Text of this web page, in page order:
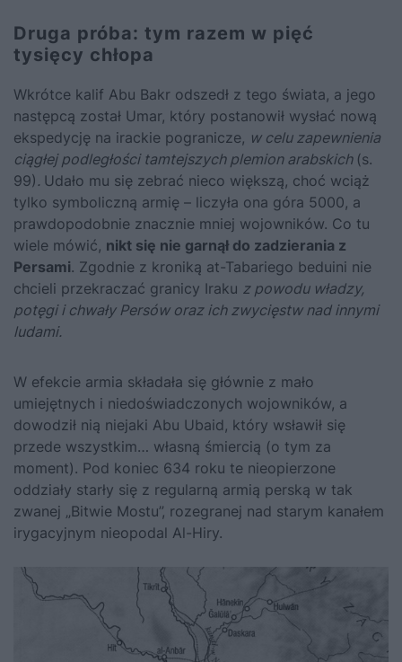
Druga próba: tym razem w pięć
tysięcy chłopa
Wkrótce kalif Abu Bakr odszedł z tego świata, a jego
następcą został Umar, który postanowił wysłać nową
ekspedycję na irackie pogranicze, w celu zapewnienia
ciągłej podległości tamtejszych plemion arabskich (s.
99). Udało mu się zebrać nieco większą, choć wciąż
tylko symboliczną armię – liczyła ona góra 5000, a
prawdopodobnie znacznie mniej wojowników. Co tu
wiele mówić, nikt się nie garnął do zadzierania z
Persami. Zgodnie z kroniką at-Tabariego beduini nie
chcieli przekraczać granicy Iraku z powodu władzy,
potęgi i chwały Persów oraz ich zwycięstw nad innymi
ludami.
W efekcie armia składała się głównie z mało
umiejętnych i niedoświadczonych wojowników, a
dowodził nią niejaki Abu Ubaid, który wsławił się
przede wszystkim… własną śmiercią (o tym za
moment). Pod koniec 634 roku te nieopierzone
oddziały starły się z regularną armią perską w tak
zwanej „Bitwie Mostu”, rozegranej nad starym kanałem
irygacyjnym nieopodal Al-Hiry.